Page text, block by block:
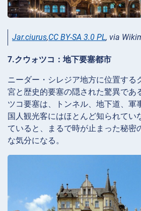
Jar.ciurus,CC BY-SA 3.0 PL, via
7.クウォツコ：地下要塞都市
ニーダー・シレジア地方に位置する
宮と歴史的要塞の隠された驚異であ
ツコ要塞は、トンネル、地下道、軍
国人観光客にはほとんど知られてい
ていると、まるで時が止まった秘密
な気分になる。